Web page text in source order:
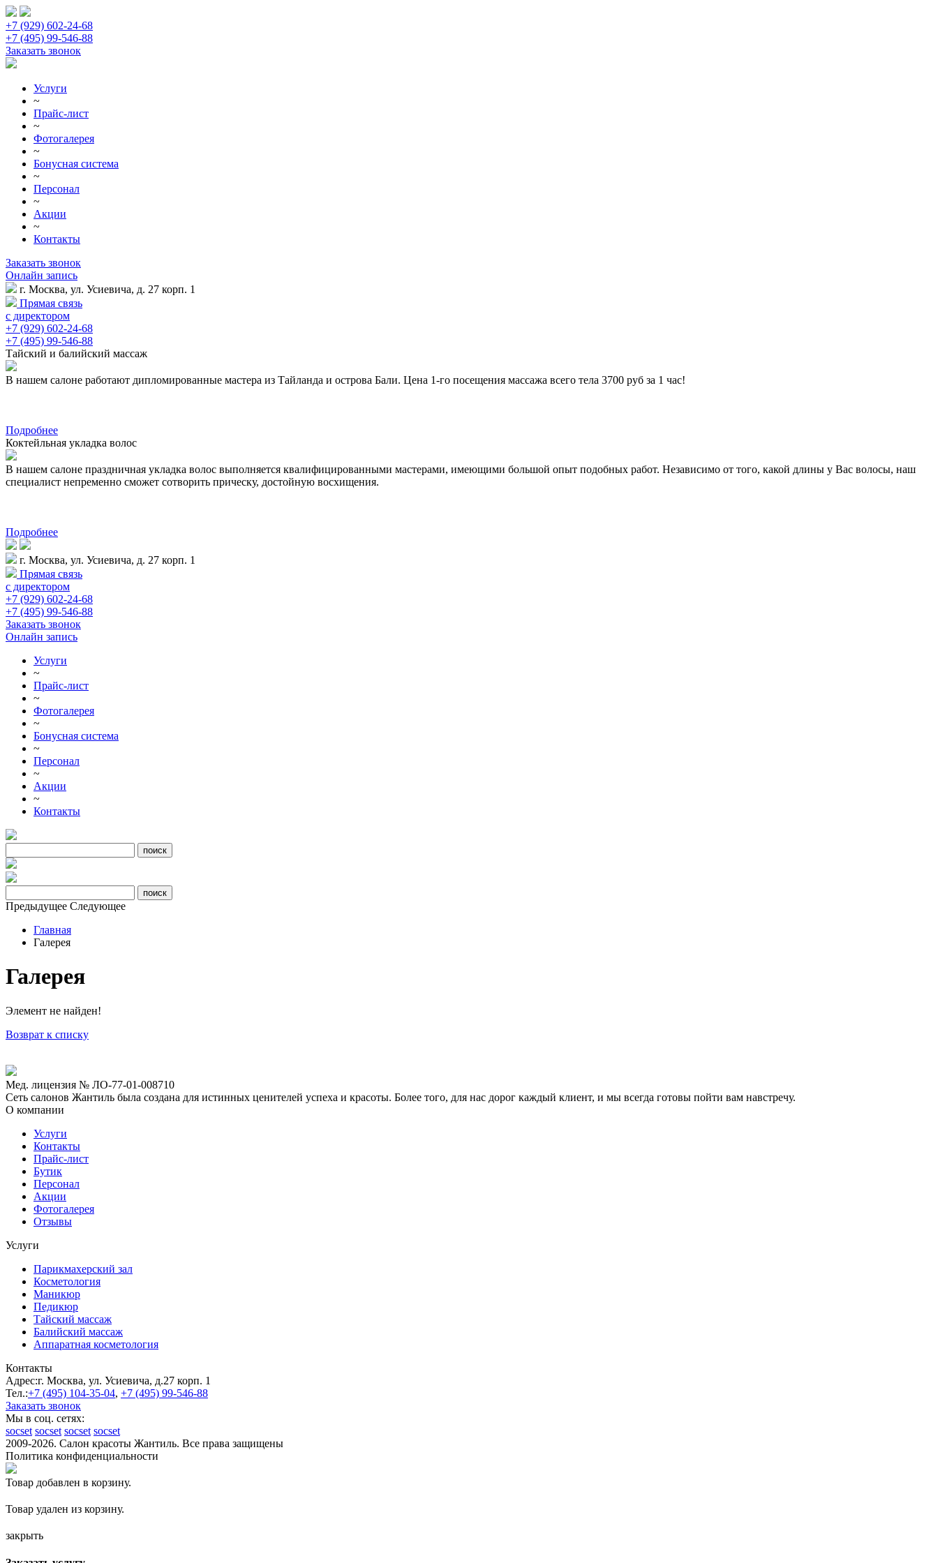
+7 (929) 602-24-68
+7 (495) 99-546-88
Заказать звонок
Услуги
~
Прайс-лист
~
Фотогалерея
~
Бонусная система
~
Персонал
~
Акции
~
Контакты
Заказать звонок
Онлайн запись
г. Москва, ул. Усиевича, д. 27 корп. 1
Прямая связь
с директором
+7 (929) 602-24-68
+7 (495) 99-546-88
Тайский и балийский массаж
В нашем салоне работают дипломированные мастера из Тайланда и острова Бали. Цена 1-го посещения массажа всего тела 3700 руб за 1 час!
Подробнее
Коктейльная укладка волос
В нашем салоне праздничная укладка волос выполняется квалифицированными мастерами, имеющими большой опыт подобных работ. Независимо от того, какой длины у Вас волосы, наш
специалист непременно сможет сотворить прическу, достойную восхищения.
Подробнее
г. Москва, ул. Усиевича, д. 27 корп. 1
Прямая связь
с директором
+7 (929) 602-24-68
+7 (495) 99-546-88
Заказать звонок
Онлайн запись
Услуги
~
Прайс-лист
~
Фотогалерея
~
Бонусная система
~
Персонал
~
Акции
~
Контакты
Предыдущее Следующее
Главная
Галерея
Галерея
Элемент не найден!
Возврат к списку
Мед. лицензия № ЛО-77-01-008710
Сеть салонов Жантиль была создана для истинных ценителей успеха и красоты. Более того, для нас дорог каждый клиент, и мы всегда готовы пойти вам навстречу.
О компании
Услуги
Контакты
Прайс-лист
Бутик
Персонал
Акции
Фотогалерея
Отзывы
Услуги
Парикмахерский зал
Косметология
Маникюр
Педикюр
Тайский массаж
Балийский массаж
Аппаратная косметология
Контакты
Адрес:г. Москва, ул. Усиевича, д.27 корп. 1
Тел.:+7 (495) 104-35-04, +7 (495) 99-546-88
Заказать звонок
Мы в соц. сетях:
socset socset socset socset
2009-2026. Салон красоты Жантиль. Все права защищены
Политика конфиденциальности
Товар добавлен в корзину.
Товар удален из корзину.
закрыть